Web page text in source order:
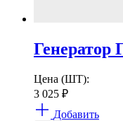
Генератор
Цена (ШТ):
3 025 ₽
Добавить